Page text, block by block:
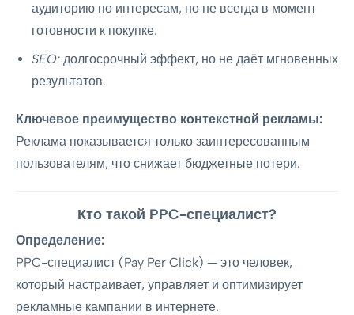
аудиторию по интересам, но не всегда в момент
готовности к покупке.
SEO: долгосрочный эффект, но не даёт мгновенных
результатов.
Ключевое преимущество контекстной рекламы:
Реклама показывается только заинтересованным
пользователям, что снижает бюджетные потери.
Кто такой PPC-специалист?
Определение:
PPC-специалист (Pay Per Click) — это человек,
который настраивает, управляет и оптимизирует
рекламные кампании в интернете.